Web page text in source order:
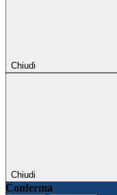
Chiudi
Chiudi
Conferma